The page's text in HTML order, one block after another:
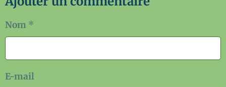
Nom
E-mail